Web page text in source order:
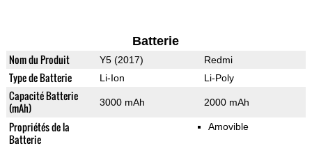
Batterie
Nom du Produit Y5 (2017) Redmi
Type de Batterie Li-Ion Li-Poly
Capacité Batterie
(mAh)
3000 mAh 2000 mAh
Propriétés de la
Batterie
Amovible